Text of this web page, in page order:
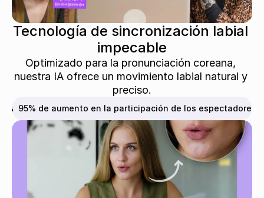
Tecnología de sincronización labial
impecable
Optimizado para la pronunciación coreana,
nuestra IA ofrece un movimiento labial natural y
preciso.
👥  95% de aumento en la participación de los espectadores